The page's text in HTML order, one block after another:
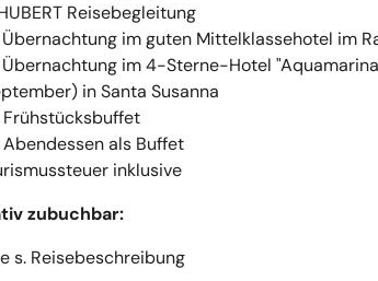
Reisebegleitung
Übernachtung im guten Mittelklassehotel im
im 4-Sterne-Hotel
in Santa Susanna
Frühstücksbuffet
Abendessen als Buffet
inklusive
zubuchbar:
s. Reisebeschreibung